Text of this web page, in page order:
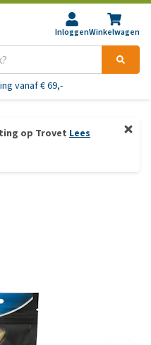
InloggenWinkelwagen
vanaf € 69,-
op Trovet Lees